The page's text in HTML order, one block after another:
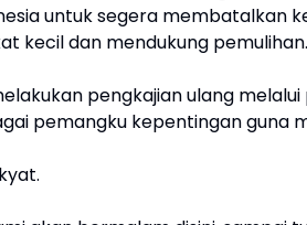
untuk segera membatalkan
kecil dan mendukung pemulihan.
pengkajian ulang
pemangku kepentingan guna